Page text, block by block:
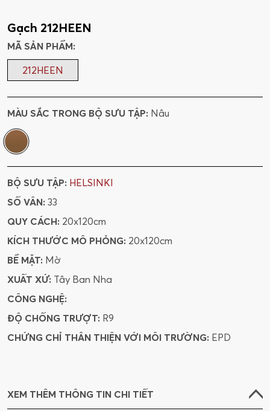
Gạch 212HEEN
MÃ SẢN PHẨM:
212HEEN
MÀU SẮC TRONG BỘ SƯU TẬP: Nâu
BỘ SƯU TẬP: HELSINKI
SỐ VÂN: 33
QUY CÁCH: 20x120cm
KÍCH THƯỚC MÔ PHỎNG: 20x120cm
BỀ MẶT: Mờ
XUẤT XỨ: Tây Ban Nha
CÔNG NGHỆ:
ĐỘ CHỐNG TRƯỢT: R9
CHỨNG CHỈ THÂN THIỆN VỚI MÔI TRƯỜNG: EPD
XEM THÊM THÔNG TIN CHI TIẾT